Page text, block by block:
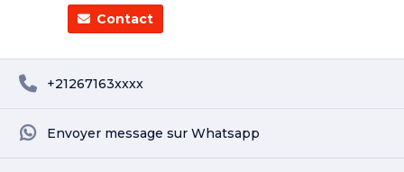
Contact
+21267163xxxx
Envoyer message sur Whatsapp